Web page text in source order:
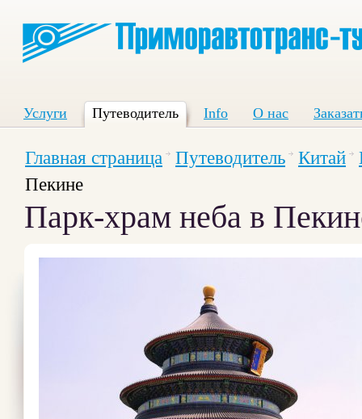
Услуги Путеводитель Info О нас
Главная страница Путеводитель Китай
Пекине
Парк-храм неба в